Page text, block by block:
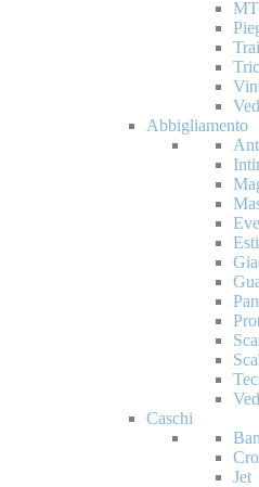
Abbigliamento
Caschi
Jet